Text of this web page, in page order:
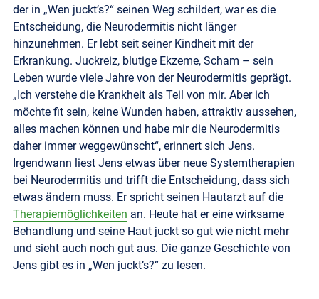
der in „Wen juckt’s?“ seinen Weg schildert, war es die
Entscheidung, die Neurodermitis nicht länger
hinzunehmen. Er lebt seit seiner Kindheit mit der
Erkrankung. Juckreiz, blutige Ekzeme, Scham – sein
Leben wurde viele Jahre von der Neurodermitis geprägt.
„Ich verstehe die Krankheit als Teil von mir. Aber ich
möchte fit sein, keine Wunden haben, attraktiv aussehen,
alles machen können und habe mir die Neurodermitis
daher immer weggewünscht“, erinnert sich Jens.
Irgendwann liest Jens etwas über neue Systemtherapien
bei Neurodermitis und trifft die Entscheidung, dass sich
etwas ändern muss. Er spricht seinen Hautarzt auf die
Therapiemöglichkeiten an. Heute hat er eine wirksame
Behandlung und seine Haut juckt so gut wie nicht mehr
und sieht auch noch gut aus. Die ganze Geschichte von
Jens gibt es in „Wen juckt’s?“ zu lesen.